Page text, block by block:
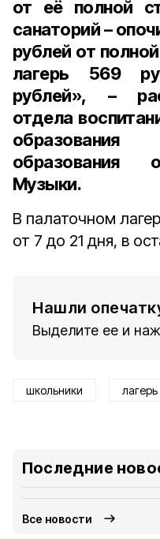
от её полной
санаторий –
рублей от
лагерь 569
рублей», –
отдела
образования
Музыки.
В палаточном
от 7 до 21 дня, в
Нашли
Выделите ее и
школьники лагерь
Последние
Все новости